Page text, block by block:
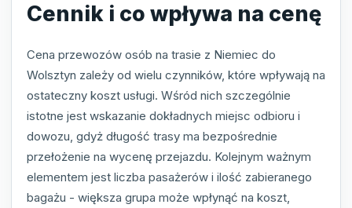
Cennik i co wpływa na cenę
Cena przewozów osób na trasie z Niemiec do
Wolsztyn zależy od wielu czynników, które wpływają na
ostateczny koszt usługi. Wśród nich szczególnie
istotne jest wskazanie dokładnych miejsc odbioru i
dowozu, gdyż długość trasy ma bezpośrednie
przełożenie na wycenę przejazdu. Kolejnym ważnym
elementem jest liczba pasażerów i ilość zabieranego
bagażu - większa grupa może wpłynąć na koszt,